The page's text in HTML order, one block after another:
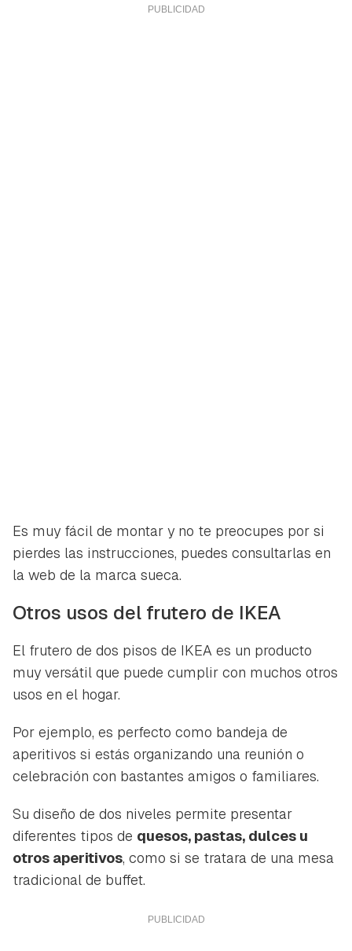
Es muy fácil de montar y no te preocupes por si
pierdes las instrucciones, puedes consultarlas en
la web de la marca sueca.
Otros usos del frutero de IKEA
El frutero de dos pisos de IKEA es un producto
muy versátil que puede cumplir con muchos otros
usos en el hogar.
Por ejemplo, es perfecto como bandeja de
aperitivos si estás organizando una reunión o
celebración con bastantes amigos o familiares.
Su diseño de dos niveles permite presentar
diferentes tipos de quesos, pastas, dulces u
otros aperitivos, como si se tratara de una mesa
tradicional de buffet.